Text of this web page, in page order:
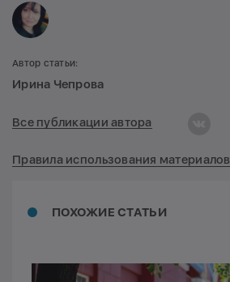
ПОХОЖИЕ СТАТЬИ
Автор статьи:
Ирина Чепрова
Все публикации автора
Правила использования материалов